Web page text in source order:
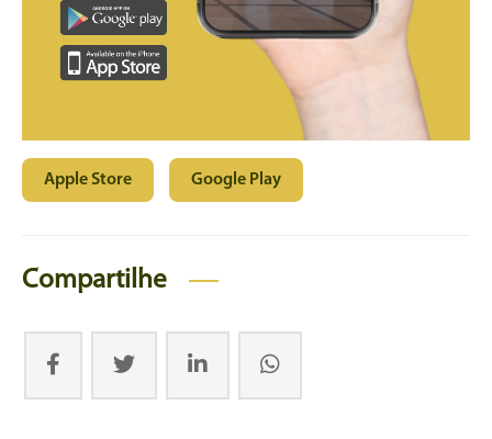
Apple Store Google Play
Compartilhe